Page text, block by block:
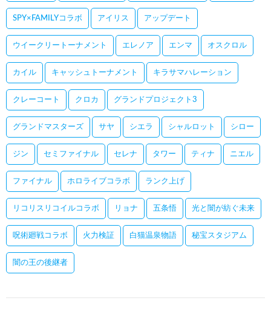
SPY×FAMILYコラボ アイリス アップデート
ウイークリートーナメント エレノア エンマ オスクロル
カイル キャッシュトーナメント キラサマハレーション
クレーコート クロカ グランドプロジェクト3
グランドマスターズ サヤ シエラ シャルロット シロー
ジン セミファイナル セレナ タワー ティナ ニエル
ファイナル ホロライブコラボ ランク上げ
リコリスリコイルコラボ リョナ 五条悟 光と闇が紡ぐ未来
呪術廻戦コラボ 火力検証 白猫温泉物語 秘宝スタジアム
闇の王の後継者